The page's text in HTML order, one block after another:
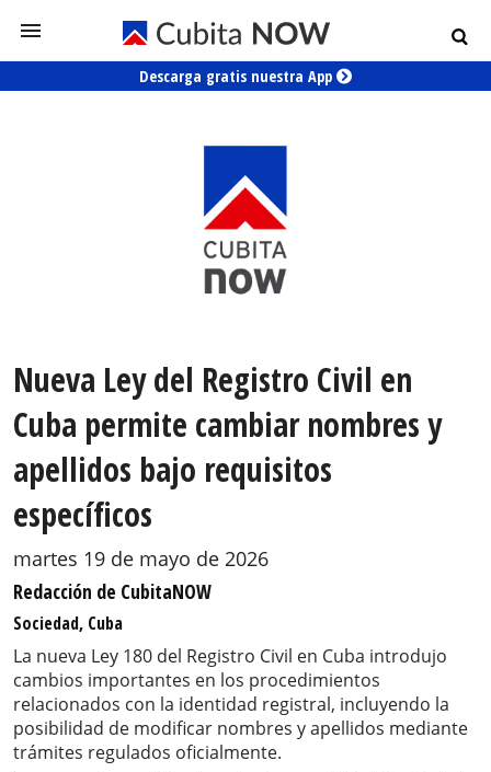
Descarga gratis nuestra App
Nueva Ley del Registro Civil en
Cuba permite cambiar nombres y
apellidos bajo requisitos
específicos
martes 19 de mayo de 2026
Redacción de CubitaNOW
Sociedad, Cuba
La nueva Ley 180 del Registro Civil en Cuba introdujo
cambios importantes en los procedimientos
relacionados con la identidad registral, incluyendo la
posibilidad de modificar nombres y apellidos mediante
trámites regulados oficialmente.